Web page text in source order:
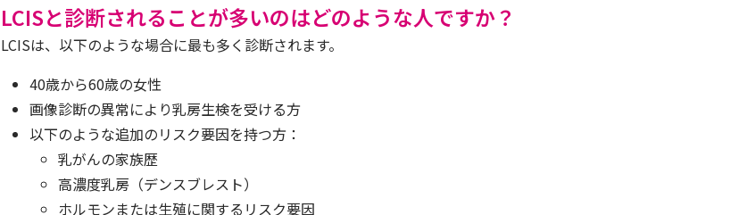
LCISと診断されることが多いのはどのような人ですか？
LCISは、以下のような場合に最も多く診断されます。
40歳から60歳の女性
画像診断の異常により乳房生検を受ける方
以下のような追加のリスク要因を持つ方：
乳がんの家族歴
高濃度乳房（デンスブレスト）
ホルモンまたは生殖に関するリスク要因